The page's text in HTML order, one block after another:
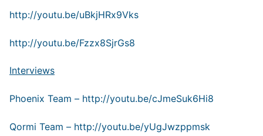
http://youtu.be/uBkjHRx9Vks
http://youtu.be/Fzzx8SjrGs8
Interviews
Phoenix Team – http://youtu.be/cJmeSuk6Hi8
Qormi Team – http://youtu.be/yUgJwzppmsk